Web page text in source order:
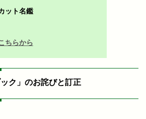
ット名鑑
ちらから
ク」のお詫びと訂正